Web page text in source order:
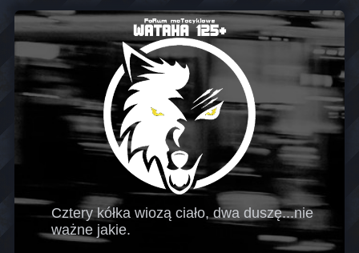
Cztery kółka wiozą ciało, dwa duszę...nie
ważne jakie.